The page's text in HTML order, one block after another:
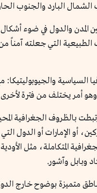
الشمال البارد والجنوب
المدن والدول في ضوء
التي جعلته آمناً
السياسية
أمر يختلف من فترة
بالظروف
أو الإمارات أو
المتكاملة، مثل
وبابل وآشور.
بوضوح خارج